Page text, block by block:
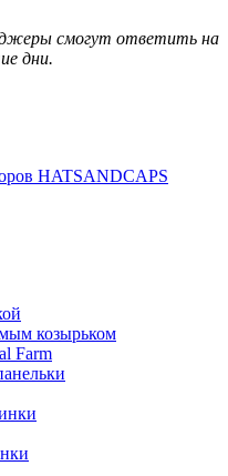
смогут ответить на
дни.
козырьком
Farm